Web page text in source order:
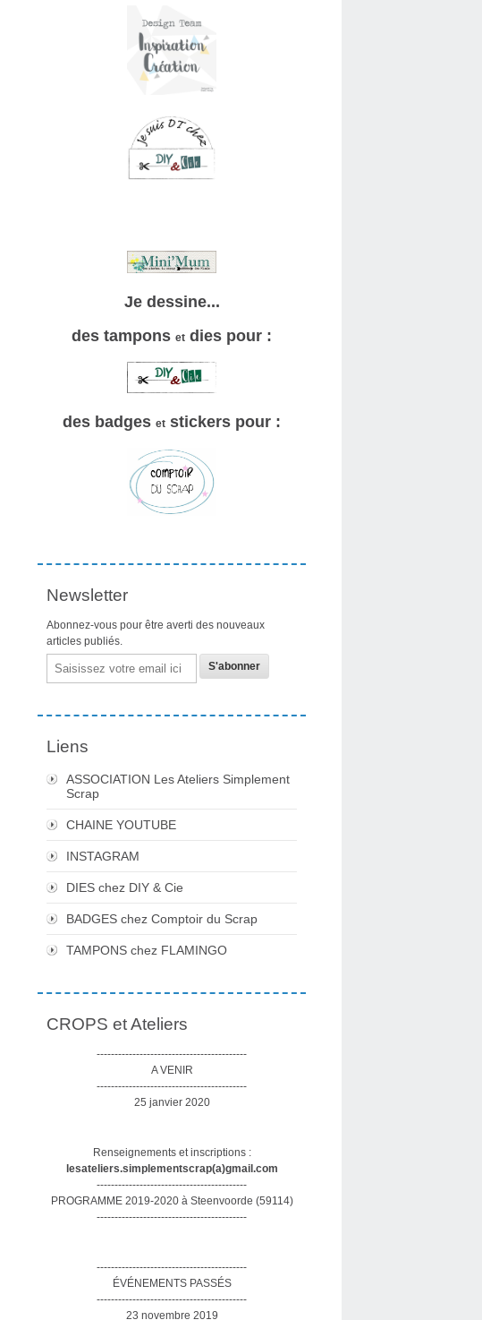
Je dessine...
des tampons et dies pour :
des badges et stickers pour :
Newsletter
Abonnez-vous pour être averti des nouveaux
articles publiés.
Email
Liens
ASSOCIATION Les Ateliers Simplement
Scrap
CHAINE YOUTUBE
INSTAGRAM
DIES chez DIY & Cie
BADGES chez Comptoir du Scrap
TAMPONS chez FLAMINGO
CROPS et Ateliers
------------------------------------------
A VENIR
------------------------------------------
25 janvier 2020
Renseignements et inscriptions :
lesateliers.simplementscrap(a)gmail.com
------------------------------------------
PROGRAMME 2019-2020 à Steenvoorde (59114)
------------------------------------------
------------------------------------------
ÉVÉNEMENTS PASSÉS
------------------------------------------
23 novembre 2019